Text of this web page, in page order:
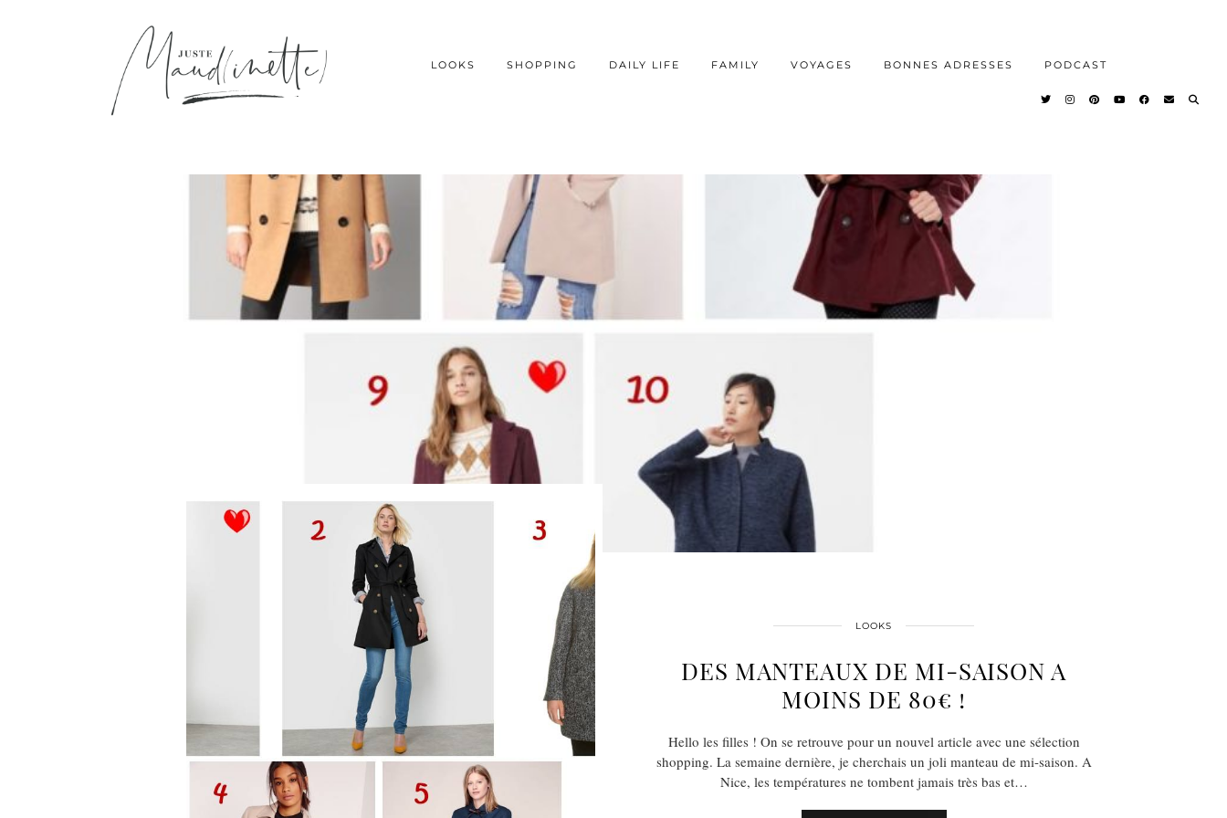
LOOKS SHOPPING DAILY LIFE FAMILY VOYAGES BONNES ADRESSES PODCAST
LOOKS
DES MANTEAUX DE MI-SAISON A
MOINS DE 80€ !
Hello les filles ! On se retrouve pour un nouvel article avec une sélection
shopping. La semaine dernière, je cherchais un joli manteau de mi-saison. A
Nice, les températures ne tombent jamais très bas et…